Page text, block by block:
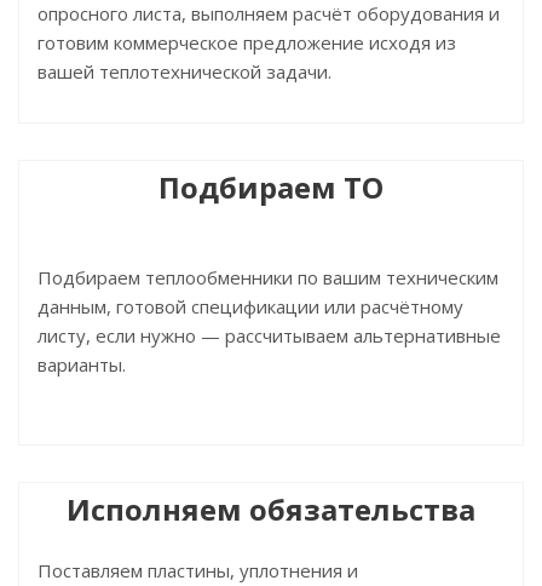
опросного листа, выполняем расчёт оборудования и
готовим коммерческое предложение исходя из
вашей теплотехнической задачи.
Подбираем ТО
Подбираем теплообменники по вашим техническим
данным, готовой спецификации или расчётному
листу, если нужно — рассчитываем альтернативные
варианты.
Исполняем обязательства
Поставляем пластины, уплотнения и